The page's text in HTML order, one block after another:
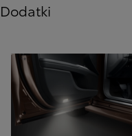
Dodatki